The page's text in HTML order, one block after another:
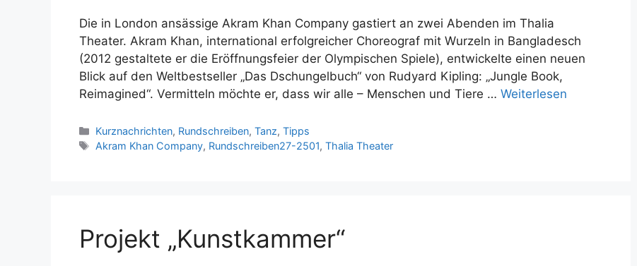
Die in London ansässige Akram Khan Company gastiert an zwei Abenden im Thalia
Theater. Akram Khan, international erfolgreicher Choreograf mit Wurzeln in Bangladesch
(2012 gestaltete er die Eröffnungsfeier der Olympischen Spiele), entwickelte einen neuen
Blick auf den Weltbestseller „Das Dschungelbuch“ von Rudyard Kipling: „Jungle Book,
Reimagined“. Vermitteln möchte er, dass wir alle – Menschen und Tiere … Weiterlesen
Kategorien
Kurznachrichten, Rundschreiben,Tanz,Tipps
Schlagwörter
Akram Khan Company, Rundschreiben27-2501,Thalia Theater
Projekt „Kunstkammer“